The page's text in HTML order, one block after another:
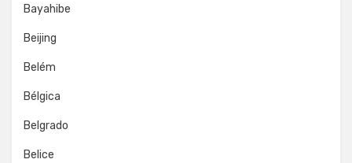
Bayahibe
Beijing
Belém
Bélgica
Belgrado
Belice